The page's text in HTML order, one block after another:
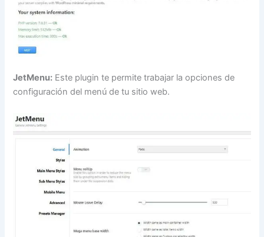
JetMenu: Este plugin te permite trabajar la opciones de
configuración del menú de tu sitio web.